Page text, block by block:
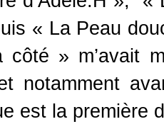
« La Peau
côté » m’avait
notamment
est la première